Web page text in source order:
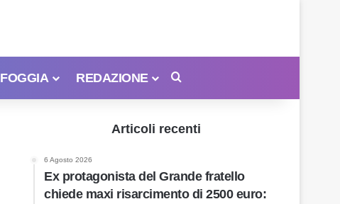
FOGGIA REDAZIONE
Articoli recenti
6 Agosto 2026
Ex protagonista del Grande fratello
chiede maxi risarcimento di 2500 euro: